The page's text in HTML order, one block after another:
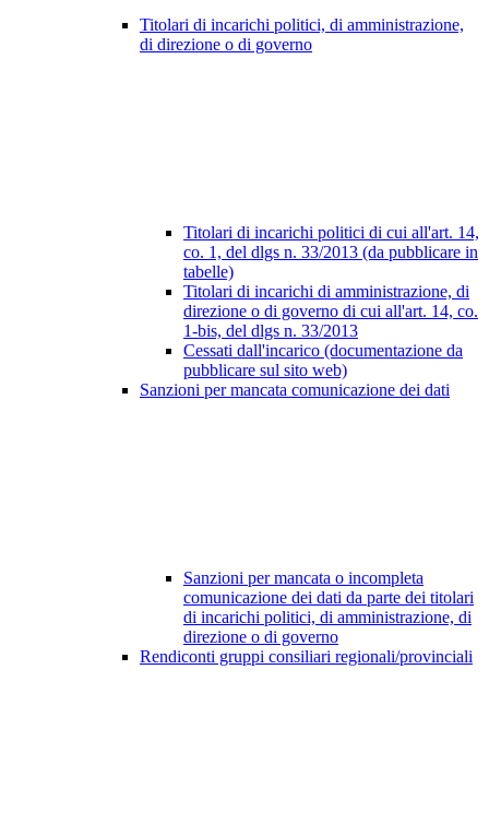
Titolari di incarichi politici, di amministrazione,
di direzione o di governo
Titolari di incarichi politici di cui all'art. 14,
co. 1, del dlgs n. 33/2013 (da pubblicare in
tabelle)
Titolari di incarichi di amministrazione, di
direzione o di governo di cui all'art. 14, co.
1-bis, del dlgs n. 33/2013
Cessati dall'incarico (documentazione da
pubblicare sul sito web)
Sanzioni per mancata comunicazione dei dati
Sanzioni per mancata o incompleta
comunicazione dei dati da parte dei titolari
di incarichi politici, di amministrazione, di
direzione o di governo
Rendiconti gruppi consiliari regionali/provinciali